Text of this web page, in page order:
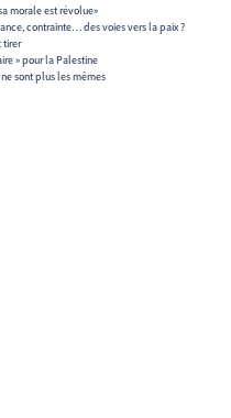
morale est révolue»
contrainte… des voies vers la paix ?
tirer
» pour la Palestine
sont plus les mêmes